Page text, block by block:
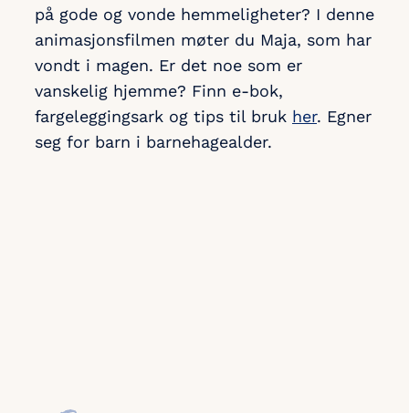
på gode og vonde hemmeligheter? I denne
animasjonsfilmen møter du Maja, som har
vondt i magen. Er det noe som er
vanskelig hjemme? Finn e-bok,
fargeleggingsark og tips til bruk her. Egner
seg for barn i barnehagealder.